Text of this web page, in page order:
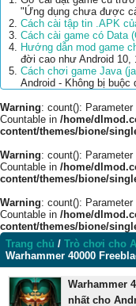
"Ứng dụng chưa được
Cách cài tập tin .APK
Cách cài game có Data
Hướng dẫn mod game
đời cao như Android 10,
Cách chơi game Java
Android - Không bị buộc
Warning: count():
Countable in /home/
content/themes/bione/
Warning: count():
Countable in /home/
content/themes/bione/
Warning: count():
Countable in /home/
content/themes/bione/
Trang chủ / Trò chơi cho
Warhammer 40000
Warhammer
nhất cho